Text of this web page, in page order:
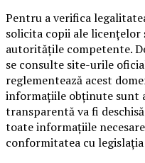
Pentru a verifica
solicita copii ale licențelor
autoritățile competente.
se consulte site-urile
reglementează acest
informațiile obținute sunt
transparentă va fi
toate informațiile
conformitatea cu